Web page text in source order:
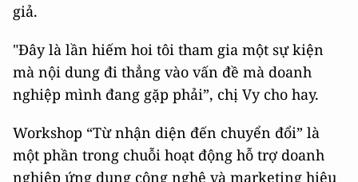
giả.
"Đây là lần hiếm hoi tôi tham gia một sự kiện
mà nội dung đi thẳng vào vấn đề mà doanh
nghiệp mình đang gặp phải”, chị Vy cho hay.
Workshop “Từ nhận diện đến chuyển đổi” là
một phần trong chuỗi hoạt động hỗ trợ doanh
nghiệp ứng dụng công nghệ và marketing hiệu